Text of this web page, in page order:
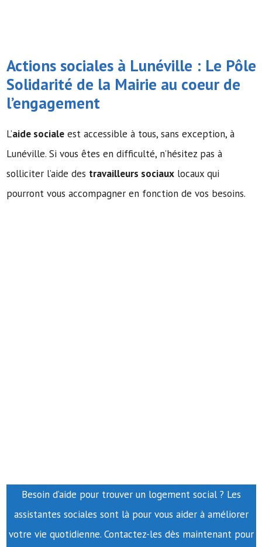
Actions sociales à Lunéville : Le Pôle
Solidarité de la Mairie au coeur de
l’engagement
L’aide sociale est accessible à tous, sans exception, à
Lunéville. Si vous êtes en difficulté, n’hésitez pas à
solliciter l’aide des travailleurs sociaux locaux qui
pourront vous accompagner en fonction de vos besoins.
Besoin d’aide pour trouver un logement social ? Les
assistantes sociales sont là pour vous aider à améliorer
votre vie quotidienne. Contactez-les dès maintenant pour